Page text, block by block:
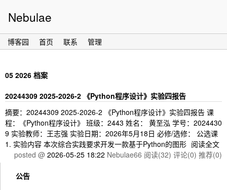
Nebulae
博客园 首页 联系 管理
05 2026 档案
20244309 2025-2026-2 《Python程序设计》实验四报告
摘要：20244309 2025-2026-2 《Python程序设计》实验四报告 课
程：《Python程序设计》 班级：2443 姓名： 黄至泓 学号：2024430
9 实验教师：王志强 实验日期：2026年5月18日 必修/选修： 公选课
1. 实验内容 本次综合实践要求开发一款基于Python的图形 阅读全文
posted @ 2026-05-25 18:22 Nebulae66 阅读(32) 评论(0) 推荐(0)
公告